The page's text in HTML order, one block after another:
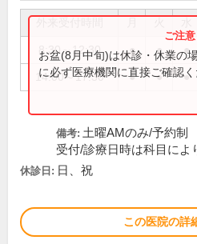
8:30～12:30 ● ● ●
14:00～17:30 ● ● ●
お盆(8月中旬)は休診・休業の
に必ず医療機関に直接ご確認く
備考: 土曜AMのみ/予約制
受付/診療日時は科目によ
休診日: 日、祝
この医院の詳